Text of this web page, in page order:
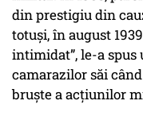
din prestigiu din
totuși, în august
intimidat”, le-a
camarazilor săi
bruște a acțiunilor